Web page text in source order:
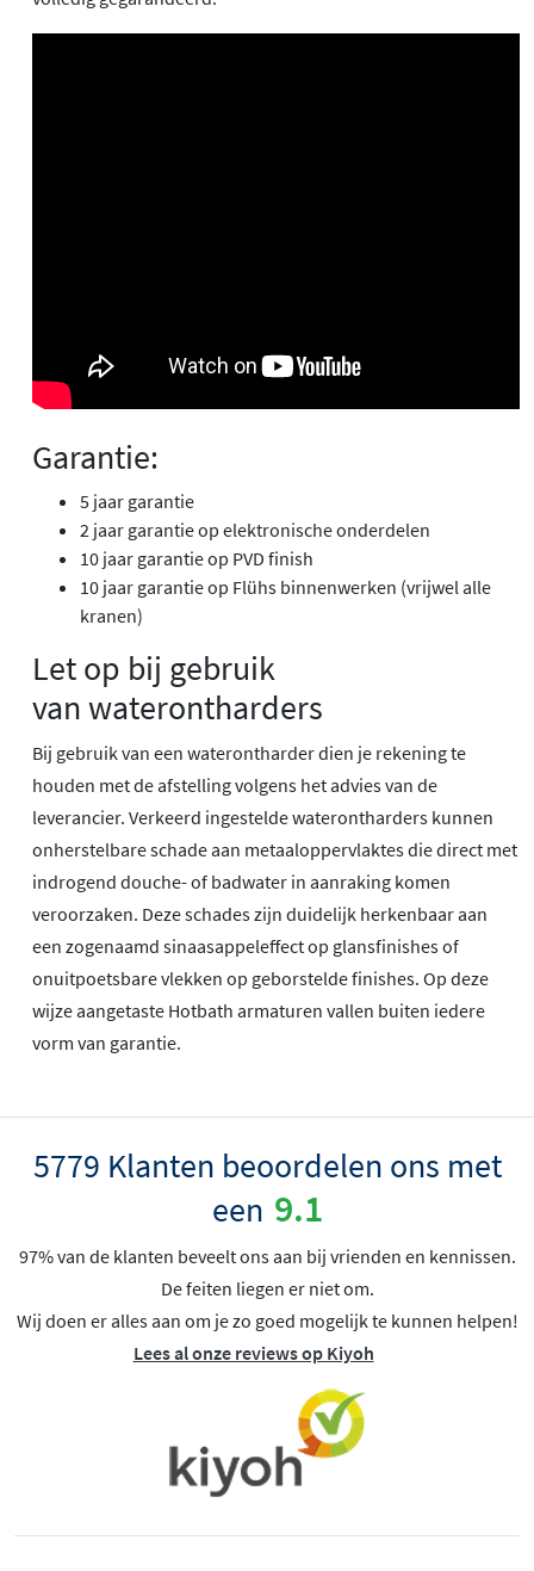
Garantie:
5 jaar garantie
2 jaar garantie op elektronische onderdelen
10 jaar garantie op PVD finish
10 jaar garantie op Flühs binnenwerken (vrijwel alle
kranen)
Let op bij gebruik
van waterontharders
Bij gebruik van een waterontharder dien je rekening te
houden met de afstelling volgens het advies van de
leverancier. Verkeerd ingestelde waterontharders kunnen
onherstelbare schade aan metaaloppervlaktes die direct met
indrogend douche- of badwater in aanraking komen
veroorzaken. Deze schades zijn duidelijk herkenbaar aan
een zogenaamd sinaasappeleffect op glansfinishes of
onuitpoetsbare vlekken op geborstelde finishes. Op deze
wijze aangetaste Hotbath armaturen vallen buiten iedere
vorm van garantie.
5779 Klanten beoordelen ons met
een 9.1
97% van de klanten beveelt ons aan bij vrienden en kennissen.
De feiten liegen er niet om.
Wij doen er alles aan om je zo goed mogelijk te kunnen helpen!
Lees al onze reviews op Kiyoh